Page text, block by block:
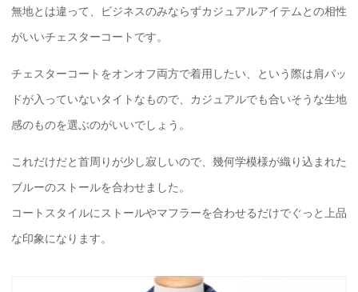
無地とは違って、ビジネスのみならずカジュアルアイテムとの相性
がいいチェスターコートです。
チェスターコートをオンオフ両方で着用したい、という際は肩パッ
ドが入っていないタイトなもので、カジュアルでも合いそうな生地
感のものを選ぶのがいいでしょう。
これだけだと首周りが少し寂しいので、幾何学模様が織り込まれた
ブルーのストールを合わせました。
コートスタイルにストールやマフラーを合わせるだけでぐっと上品
な印象になります。